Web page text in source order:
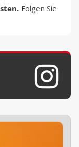
Folgen Sie